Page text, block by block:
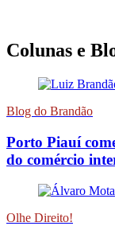
Colunas e
Blog do Brandão
Porto Piauí
do comércio
Olhe Direito!